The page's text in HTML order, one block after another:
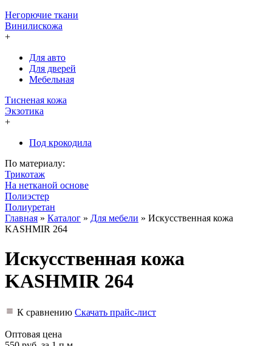
Негорючие ткани
Винилискожа
+
Для авто
Для дверей
Мебельная
Тисненая кожа
Экзотика
+
Под крокодила
По материалу:
Трикотаж
На нетканой основе
Полиэстер
Полиуретан
Главная » Каталог » Для мебели » Искусственная кожа
KASHMIR 264
Искусственная кожа
KASHMIR 264
К сравнению Скачать прайс-лист
Оптовая цена